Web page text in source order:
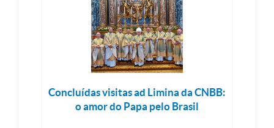
Concluídas visitas ad Limina da CNBB:
o amor do Papa pelo Brasil